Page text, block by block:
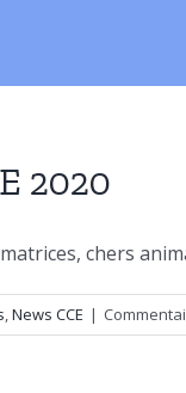
2020
chers
,News CCE |